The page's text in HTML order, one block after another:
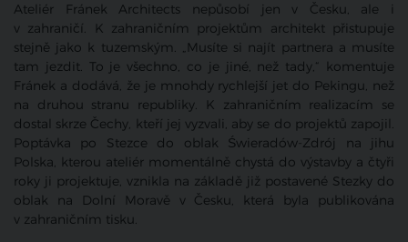
Ateliér Fránek Architects nepůsobí jen v Česku, ale i
v zahraničí. K zahraničním projektům architekt přistupuje
stejně jako k tuzemským. „Musíte si najít partnera a musíte
tam jezdit. To je všechno, co je jiné, než tady,“ komentuje
Fránek a dodává, že je mnohdy rychlejší jet do Pekingu, než
na druhou stranu republiky. K zahraničním realizacím se
dostal skrze Čechy, kteří jej vyzvali, aby se do projektů zapojil.
Poptávka po Stezce do oblak Świeradów-Zdrój na jihu
Polska, kterou ateliér momentálně chystá do výstavby a čtyři
roky ji projektuje, vznikla na základě již postavené Stezky do
oblak na Dolní Moravě v Česku, která byla publikována
v zahraničním tisku.